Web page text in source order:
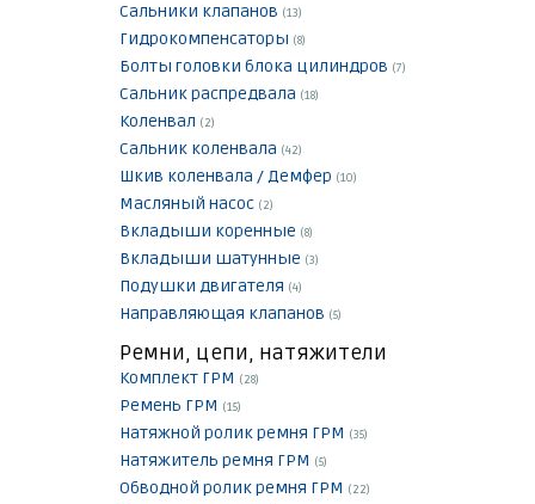
Сальники клапанов (13)
Гидрокомпенсаторы (8)
Болты головки блока цилиндров (7)
Сальник распредвала (18)
Коленвал (2)
Сальник коленвала (42)
Шкив коленвала / Демфер (10)
Масляный насос (2)
Вкладыши коренные (8)
Вкладыши шатунные (3)
Подушки двигателя (4)
Направляющая клапанов (5)
Ремни, цепи, натяжители
Комплект ГРМ (28)
Ремень ГРМ (15)
Натяжной ролик ремня ГРМ (35)
Натяжитель ремня ГРМ (5)
Обводной ролик ремня ГРМ (22)